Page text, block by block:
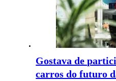
Gostava de
carros do futuro